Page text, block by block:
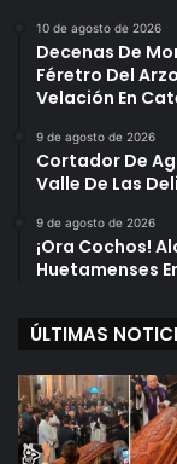
10 de agosto de 2026
Decenas De
Féretro Del
Velación En
9 de agosto de 2026
Cortador De
Valle De Las
9 de agosto de 2026
¡Ora Cochos!
Huetamenses
ÚLTIMAS